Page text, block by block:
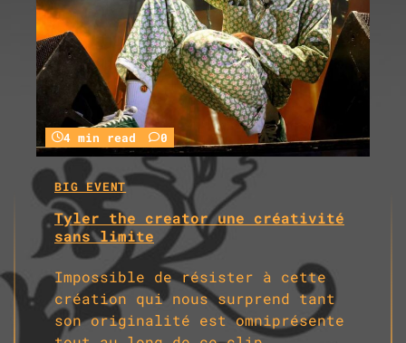
4 min read 0
BIG EVENT
Tyler the creator une créativité
sans limite
Impossible de résister à cette
création qui nous surprend tant
son originalité est omniprésente